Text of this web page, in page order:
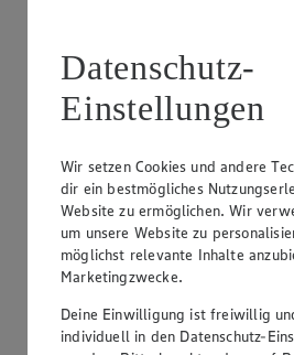
Ausbildender Betrieb
Datenschutz-
Einstellungen
Wir setzen Cookies und andere
dir ein bestmögliches
Website zu ermöglichen. Wir
um unsere Website zu
möglichst relevante Inhalte
Marketingzwecke.
Deine Einwilligung ist freiwillig
individuell in den Datenschutz-